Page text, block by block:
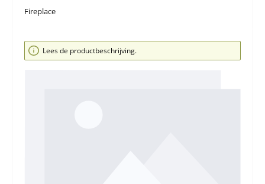
Fireplace
Afbeeldingengalerij overslaan
Lees de productbeschrijving.